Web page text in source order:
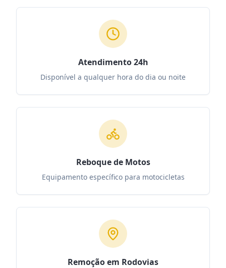
Atendimento 24h
Disponível a qualquer hora do dia ou noite
Reboque de Motos
Equipamento específico para motocicletas
Remoção em Rodovias